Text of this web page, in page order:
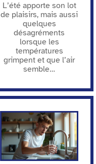
L’été apporte son lot
de plaisirs, mais aussi
quelques
désagréments
lorsque les
températures
grimpent et que l’air
semble…